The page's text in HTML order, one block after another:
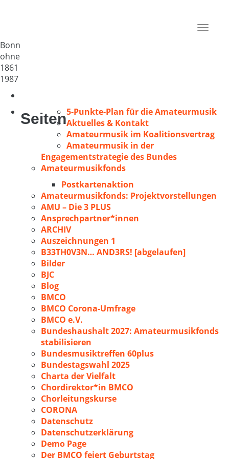
Toggle
Bonn
ohne
1861
1987
Seiten5-Punkte-Plan für die Amateurmusik
Aktuelles & Kontakt
Amateurmusik im Koalitionsvertrag
Amateurmusik in der
Engagementstrategie des Bundes
Amateurmusikfonds
Postkartenaktion
Amateurmusikfonds: Projektvorstellungen
AMU – Die 3 PLUS
Ansprechpartner*innen
ARCHIV
Auszeichnungen 1
B33TH0V3N… AND3RS! [abgelaufen]
Bilder
BJC
Blog
BMCO
BMCO Corona-Umfrage
BMCO e.V.
Bundeshaushalt 2027: Amateurmusikfonds
stabilisieren
Bundesmusiktreffen 60plus
Bundestagswahl 2025
Charta der Vielfalt
Chordirektor*in BMCO
Chorleitungskurse
CORONA
Datenschutz
Datenschutzerklärung
Demo Page
Der BMCO feiert Geburtstag